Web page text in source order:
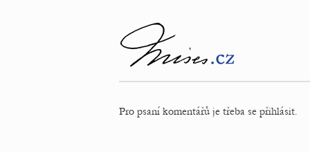
Pro psaní komentářů je třeba se přihlásit.